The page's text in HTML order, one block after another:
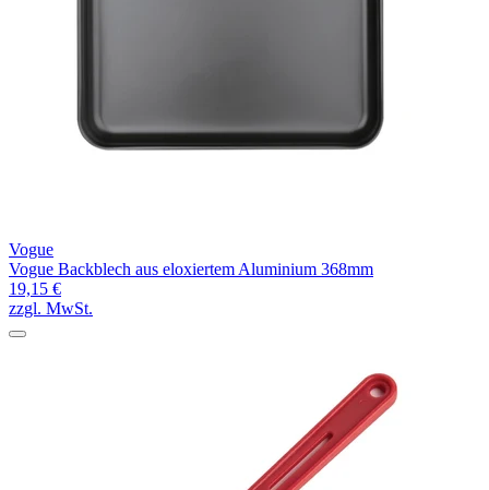
Vogue
Vogue Backblech aus eloxiertem Aluminium 368mm
19,15 €
zzgl. MwSt.